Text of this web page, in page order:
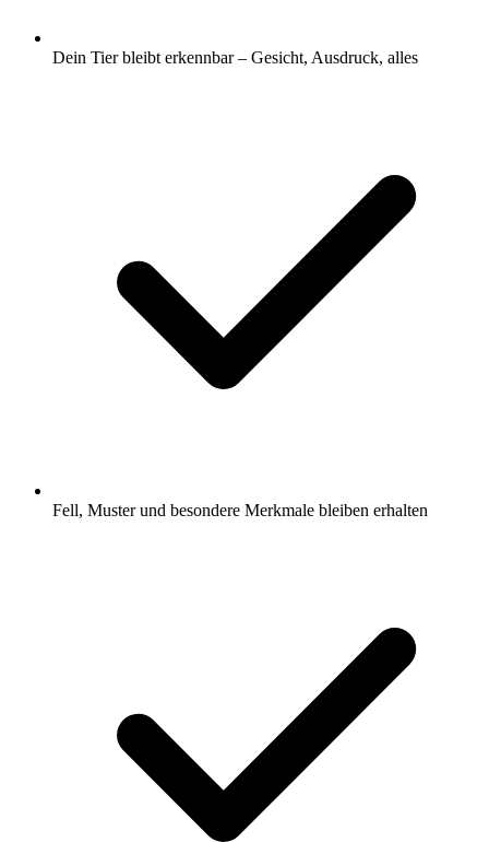
Dein Tier bleibt erkennbar – Gesicht, Ausdruck, alles
Fell, Muster und besondere Merkmale bleiben erhalten